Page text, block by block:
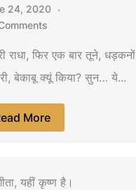
24, 2020
राधा, फिर एक बार तूने, धड़कनों
बेकाबू क्यूं किया? सुन… ये...
More
यहीं कृष्ण है।